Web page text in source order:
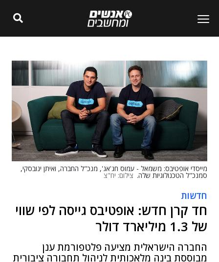
מייסדי אופטיבס: משמאל - עמוס חג'אג', מנכ"ל החברה, ואיתן ינובסקי,
סמנכ"ל הטכנולוגיות שלה. צילום: יח"צ
חדשות
חד קרן חדש: אופטיבס גייסה לפי שווי
של 1.3 מיליארד דולר
החברה הישראלית מציעה פלטפורמת ענן
מבוססת בינה מלאכותית לניהול תחבורה ציבורית